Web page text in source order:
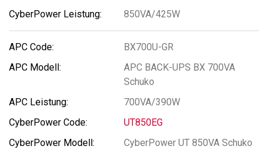
850VA/425W
BX700U-GR
APC BACK-UPS BX 700VA
Schuko
700VA/390W
UT850EG
CyberPower UT 850VA Schuko